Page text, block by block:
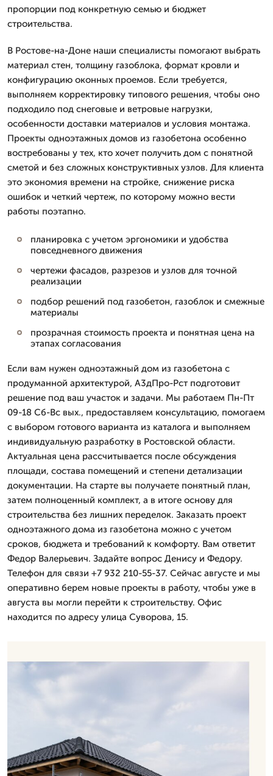
пропорции под конкретную семью и бюджет
строительства.
В Ростове-на-Доне наши специалисты помогают выбрать
материал стен, толщину газоблока, формат кровли и
конфигурацию оконных проемов. Если требуется,
выполняем корректировку типового решения, чтобы оно
подходило под снеговые и ветровые нагрузки,
особенности доставки материалов и условия монтажа.
Проекты одноэтажных домов из газобетона особенно
востребованы у тех, кто хочет получить дом с понятной
сметой и без сложных конструктивных узлов. Для клиента
это экономия времени на стройке, снижение риска
ошибок и четкий чертеж, по которому можно вести
работы поэтапно.
планировка с учетом эргономики и удобства
повседневного движения
чертежи фасадов, разрезов и узлов для точной
реализации
подбор решений под газобетон, газоблок и смежные
материалы
прозрачная стоимость проекта и понятная цена на
этапах согласования
Если вам нужен одноэтажный дом из газобетона с
продуманной архитектурой, А3дПро-Рст подготовит
решение под ваш участок и задачи. Мы работаем Пн-Пт
09-18 Сб-Вс вых., предоставляем консультацию, помогаем
с выбором готового варианта из каталога и выполняем
индивидуальную разработку в Ростовской области.
Актуальная цена рассчитывается после обсуждения
площади, состава помещений и степени детализации
документации. На старте вы получаете понятный план,
затем полноценный комплект, а в итоге основу для
строительства без лишних переделок. Заказать проект
одноэтажного дома из газобетона можно с учетом
сроков, бюджета и требований к комфорту. Вам ответит
Федор Валерьевич. Задайте вопрос Денису и Федору.
Телефон для связи +7 932 210-55-37. Сейчас августе и мы
оперативно берем новые проекты в работу, чтобы уже в
августа вы могли перейти к строительству. Офис
находится по адресу улица Суворова, 15.